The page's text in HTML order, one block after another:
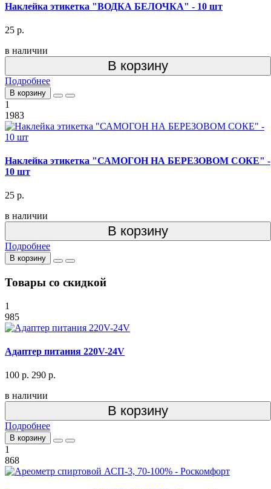
Наклейка этикетка "ВОДКА БЕЛОЧКА" - 10 шт
25 р.
в наличии
В корзину
Подробнее
В корзину
1
1983
Наклейка этикетка "САМОГОН НА БЕРЕЗОВОМ СОКЕ" -
10 шт
25 р.
в наличии
В корзину
Подробнее
В корзину
Товары со скидкой
1
985
Адаптер питания 220V-24V
100 р. 290 р.
в наличии
В корзину
Подробнее
В корзину
1
868